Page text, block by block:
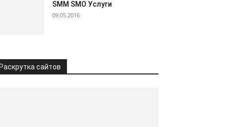
SMM SMO Услуги
09.05.2016
сайтов